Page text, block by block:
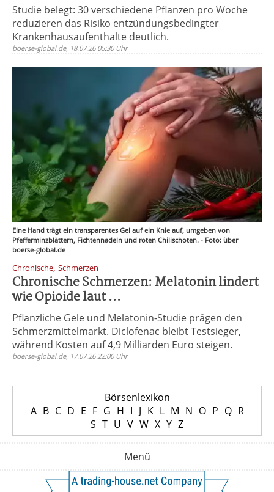
Studie belegt: 30 verschiedene Pflanzen pro Woche
reduzieren das Risiko entzündungsbedingter
Krankenhausaufenthalte deutlich.
boerse-global.de, 18.07.26 05:30 Uhr
Eine Hand trägt ein transparentes Gel auf ein Knie auf, umgeben von
Pfefferminzblättern, Fichtennadeln und roten Chilischoten. - Foto: über
boerse-global.de
Chronische, Schmerzen
Chronische Schmerzen: Melatonin lindert
wie Opioide laut ...
Pflanzliche Gele und Melatonin-Studie prägen den
Schmerzmittelmarkt. Diclofenac bleibt Testsieger,
während Kosten auf 4,9 Milliarden Euro steigen.
boerse-global.de, 17.07.26 22:00 Uhr
Börsenlexikon
A B C D E F G H I J K L M N O P Q R
S T U V W X Y Z
Menü